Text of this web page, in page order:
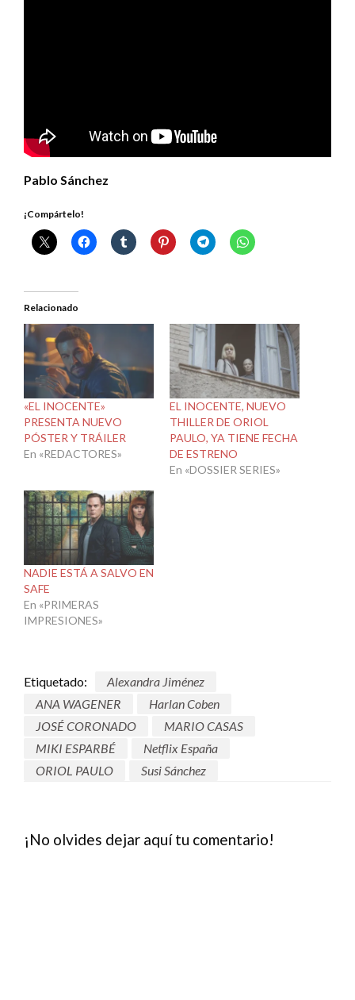
Pablo Sánchez
¡Compártelo!
Relacionado
«EL INOCENTE»
PRESENTA NUEVO
PÓSTER Y TRÁILER
En «REDACTORES»
EL INOCENTE, NUEVO
THILLER DE ORIOL
PAULO, YA TIENE FECHA
DE ESTRENO
En «DOSSIER SERIES»
NADIE ESTÁ A SALVO EN
SAFE
En «PRIMERAS
IMPRESIONES»
Etiquetado:
Alexandra Jiménez
ANA WAGENER
Harlan Coben
JOSÉ CORONADO
MARIO CASAS
MIKI ESPARBÉ
Netflix España
ORIOL PAULO
Susi Sánchez
¡No olvides dejar aquí tu comentario!